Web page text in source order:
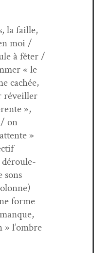
la faille,
moi /
à fêter /
« le
cachée,
réveiller
»,
on
»
déroule­
sons
forme
l’ombre